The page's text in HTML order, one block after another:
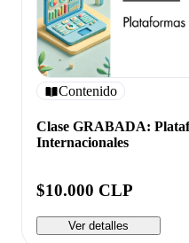
Contenido
Clase GRABADA:
Internacionales
$10.000 CLP
Ver detalles